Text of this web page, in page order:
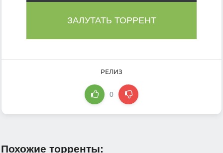
ЗАЛУТАТЬ ТОРРЕНТ
РЕЛИЗ
0
Похожие торренты: